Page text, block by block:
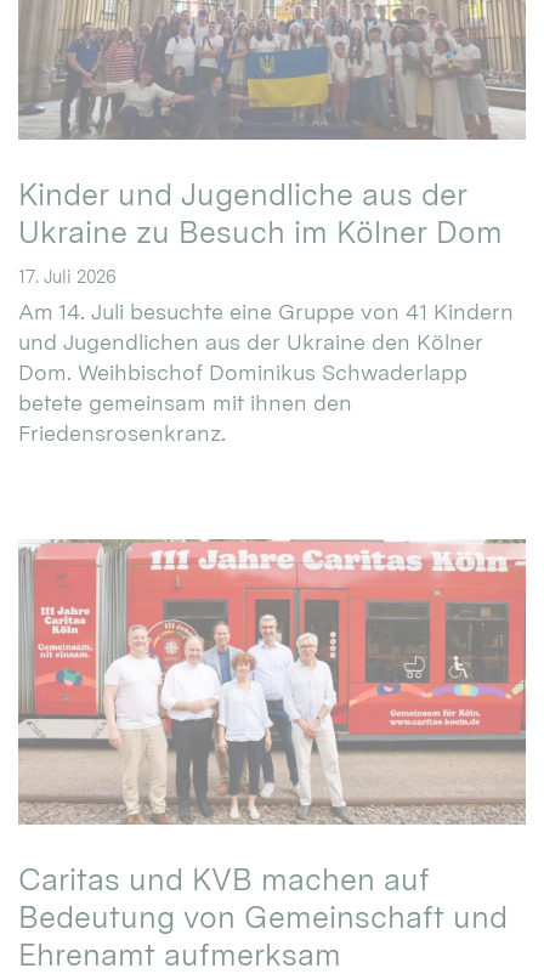
Kinder und Jugendliche aus der
Ukraine zu Besuch im Kölner Dom
17. Juli 2026
Am 14. Juli besuchte eine Gruppe von 41 Kindern
und Jugendlichen aus der Ukraine den Kölner
Dom. Weihbischof Dominikus Schwaderlapp
betete gemeinsam mit ihnen den
Friedensrosenkranz.
Caritas und KVB machen auf
Bedeutung von Gemeinschaft und
Ehrenamt aufmerksam